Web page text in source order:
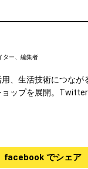
ター、編集者
、生活技術につなが
ップを展開。
facebook でシェア